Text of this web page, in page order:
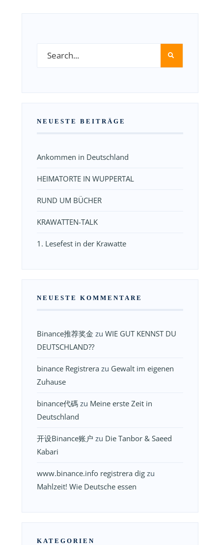
NEUESTE BEITRÄGE
Ankommen in Deutschland
HEIMATORTE IN WUPPERTAL
RUND UM BÜCHER
KRAWATTEN-TALK
1. Lesefest in der Krawatte
NEUESTE KOMMENTARE
Binance推荐奖金 zu WIE GUT KENNST DU
DEUTSCHLAND??
binance Registrera zu Gewalt im eigenen
Zuhause
binance代碼 zu Meine erste Zeit in
Deutschland
开设Binance账户 zu Die Tanbor & Saeed
Kabari
www.binance.info registrera dig zu
Mahlzeit! Wie Deutsche essen
KATEGORIEN